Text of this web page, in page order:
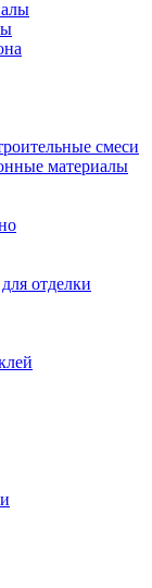
смеси
материалы
отделки